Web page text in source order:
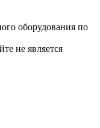
оборудования по
не является